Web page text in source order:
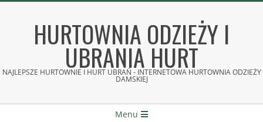
HURTOWNIA ODZIEŻY I
UBRANIA HURT
NAJLEPSZE HURTOWNIE I HURT UBRAŃ - INTERNETOWA HURTOWNIA ODZIEŻY
DAMSKIEJ
Menu